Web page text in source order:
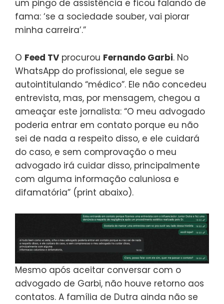
um pingo de assistência e ficou falando de
fama: ‘se a sociedade souber, vai piorar
minha carreira’.”
O Feed TV procurou Fernando Garbi. No
WhatsApp do profissional, ele segue se
autointitulando “médico”. Ele não concedeu
entrevista, mas, por mensagem, chegou a
ameaçar este jornalista: “O meu advogado
poderia entrar em contato porque eu não
sei de nada a respeito disso, e ele cuidará
do caso, e sem comprovação o meu
advogado irá cuidar disso, principalmente
com alguma informação caluniosa e
difamatória” (print abaixo).
Mesmo após aceitar conversar com o
advogado de Garbi, não houve retorno aos
contatos. A família de Dutra ainda não se